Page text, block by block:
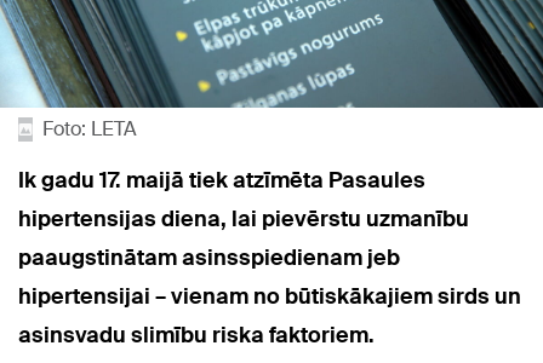
Foto: LETA
Ik gadu 17. maijā tiek atzīmēta Pasaules
hipertensijas diena, lai pievērstu uzmanību
paaugstinātam asinsspiedienam jeb
hipertensijai – vienam no būtiskākajiem sirds un
asinsvadu slimību riska faktoriem.